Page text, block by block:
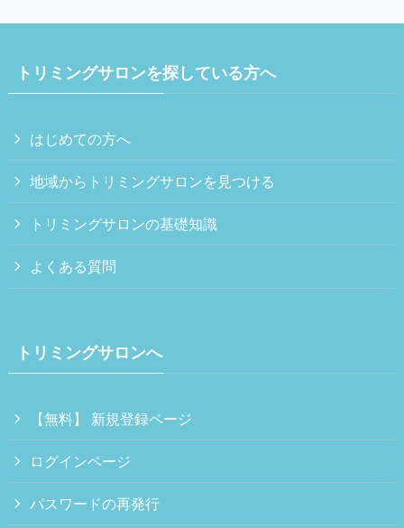
トリミングサロンを探している方へ
はじめての方へ
地域からトリミングサロンを見つける
トリミングサロンの基礎知識
よくある質問
トリミングサロンへ
【無料】 新規登録ページ
ログインページ
パスワードの再発行